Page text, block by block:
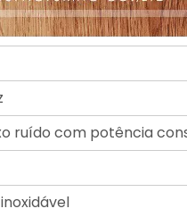
ruído com potência